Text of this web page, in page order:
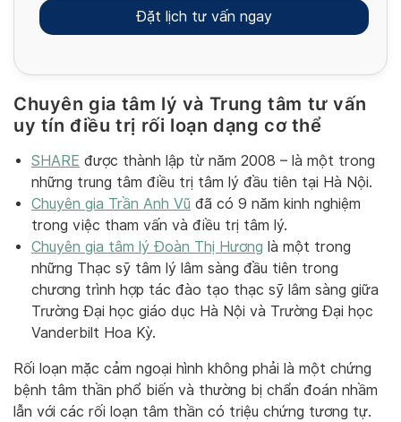
Alternative:
Chuyên gia tâm lý và Trung tâm tư vấn
uy tín điều trị rối loạn dạng cơ thể
SHARE được thành lập từ năm 2008 – là một trong
những trung tâm điều trị tâm lý đầu tiên tại Hà Nội.
Chuyên gia Trần Anh Vũ đã có 9 năm kinh nghiệm
trong việc tham vấn và điều trị tâm lý.
Chuyên gia tâm lý Đoàn Thị Hương là một trong
những Thạc sỹ tâm lý lâm sàng đầu tiên trong
chương trình hợp tác đào tạo thạc sỹ lâm sàng giữa
Trường Đại học giáo dục Hà Nội và Trường Đại học
Vanderbilt Hoa Kỳ.
Rối loạn mặc cảm ngoại hình không phải là một chứng
bệnh tâm thần phổ biến và thường bị chẩn đoán nhầm
lẫn với các rối loạn tâm thần có triệu chứng tương tự.